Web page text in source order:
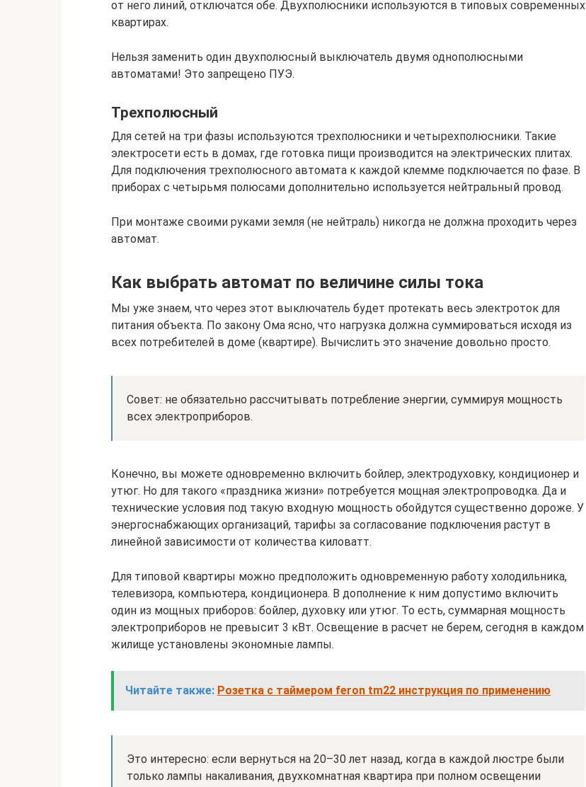
от него линий, отключатся обе. Двухполюсники используются в типовых современных
квартирах.
Нельзя заменить один двухполюсный выключатель двумя однополюсными
автоматами! Это запрещено ПУЭ.
Трехполюсный
Для сетей на три фазы используются трехполюсники и четырехполюсники. Такие
электросети есть в домах, где готовка пищи производится на электрических плитах.
Для подключения трехполюсного автомата к каждой клемме подключается по фазе. В
приборах с четырьмя полюсами дополнительно используется нейтральный провод.
При монтаже своими руками земля (не нейтраль) никогда не должна проходить через
автомат.
Как выбрать автомат по величине силы тока
Мы уже знаем, что через этот выключатель будет протекать весь электроток для
питания объекта. По закону Ома ясно, что нагрузка должна суммироваться исходя из
всех потребителей в доме (квартире). Вычислить это значение довольно просто.
Совет: не обязательно рассчитывать потребление энергии, суммируя мощность
всех электроприборов.
Конечно, вы можете одновременно включить бойлер, электродуховку, кондиционер и
утюг. Но для такого «праздника жизни» потребуется мощная электропроводка. Да и
технические условия под такую входную мощность обойдутся существенно дороже. У
энергоснабжающих организаций, тарифы за согласование подключения растут в
линейной зависимости от количества киловатт.
Для типовой квартиры можно предположить одновременную работу холодильника,
телевизора, компьютера, кондиционера. В дополнение к ним допустимо включить
один из мощных приборов: бойлер, духовку или утюг. То есть, суммарная мощность
электроприборов не превысит 3 кВт. Освещение в расчет не берем, сегодня в каждом
жилище установлены экономные лампы.
Читайте также: Розетка с таймером feron tm22 инструкция по применению
Это интересно: если вернуться на 20–30 лет назад, когда в каждой люстре были
только лампы накаливания, двухкомнатная квартира при полном освещении